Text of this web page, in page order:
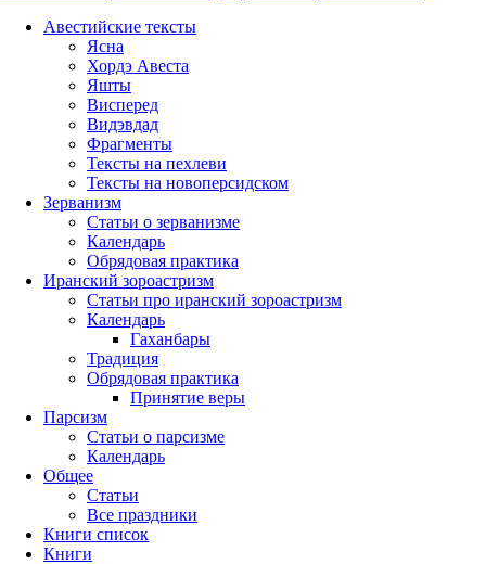
Правый
столбец
Авестийские тексты
Ясна
Хордэ Авеста
Яшты
Висперед
Видэвдад
Фрагменты
Тексты на пехлеви
Тексты на новоперсидском
Зерванизм
Статьи о зерванизме
Календарь
Обрядовая практика
Иранский зороастризм
Статьи про иранский зороастризм
Календарь
Гаханбары
Традиция
Обрядовая практика
Принятие веры
Парсизм
Статьи о парсизме
Календарь
Общее
Статьи
Все праздники
Книги список
Книги